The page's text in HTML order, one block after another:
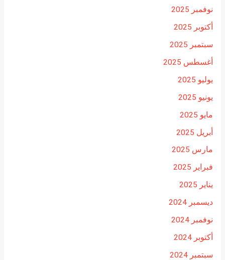
نوفمبر 2025
أكتوبر 2025
سبتمبر 2025
أغسطس 2025
يوليو 2025
يونيو 2025
مايو 2025
أبريل 2025
مارس 2025
فبراير 2025
يناير 2025
ديسمبر 2024
نوفمبر 2024
أكتوبر 2024
سبتمبر 2024